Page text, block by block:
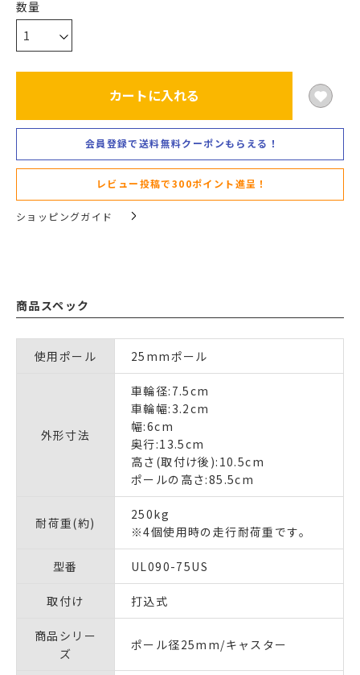
カートに入れる
会員登録で送料無料クーポンもらえる！
レビュー投稿で300ポイント進呈！
ショッピングガイド
商品スペック
使用ポール 25mmポール
外形寸法
車輪径:7.5cm
車輪幅:3.2cm
幅:6cm
奥行:13.5cm
高さ(取付け後):10.5cm
ポールの高さ:85.5cm
耐荷重(約)
250kg
※4個使用時の走行耐荷重です。
型番 UL090-75US
取付け 打込式
商品シリー
ズ
ポール径25mm/キャスター